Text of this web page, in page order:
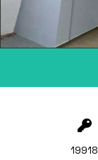
19918